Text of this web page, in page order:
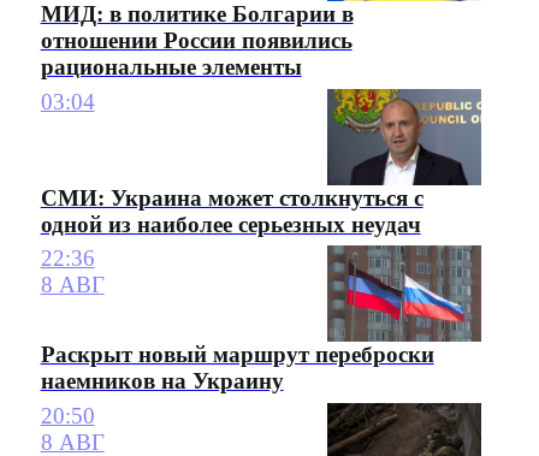
МИД: в политике Болгарии в
отношении России появились
рациональные элементы
03:04
СМИ: Украина может столкнуться с
одной из наиболее серьезных неудач
22:36
8 АВГ
Раскрыт новый маршрут переброски
наемников на Украину
20:50
8 АВГ